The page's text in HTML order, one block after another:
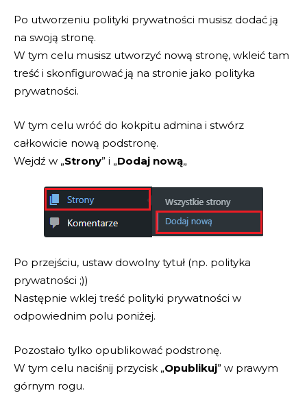
Po utworzeniu polityki prywatności musisz dodać ją
na swoją stronę.
W tym celu musisz utworzyć nową stronę, wkleić tam
treść i skonfigurować ją na stronie jako polityka
prywatności.
W tym celu wróć do kokpitu admina i stwórz
całkowicie nową podstronę.
Wejdź w „Strony” i „Dodaj nową„
Po przejściu, ustaw dowolny tytuł (np. polityka
prywatności ;))
Następnie wklej treść polityki prywatności w
odpowiednim polu poniżej.
Pozostało tylko opublikować podstronę.
W tym celu naciśnij przycisk „Opublikuj” w prawym
górnym rogu.